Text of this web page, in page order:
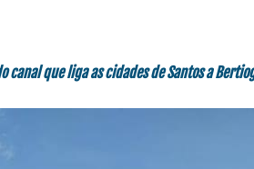
canal que liga as cidades de Santos a